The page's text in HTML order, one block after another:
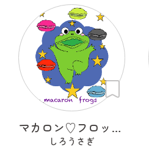
マカロン♡フロッグズ
しろうさぎ